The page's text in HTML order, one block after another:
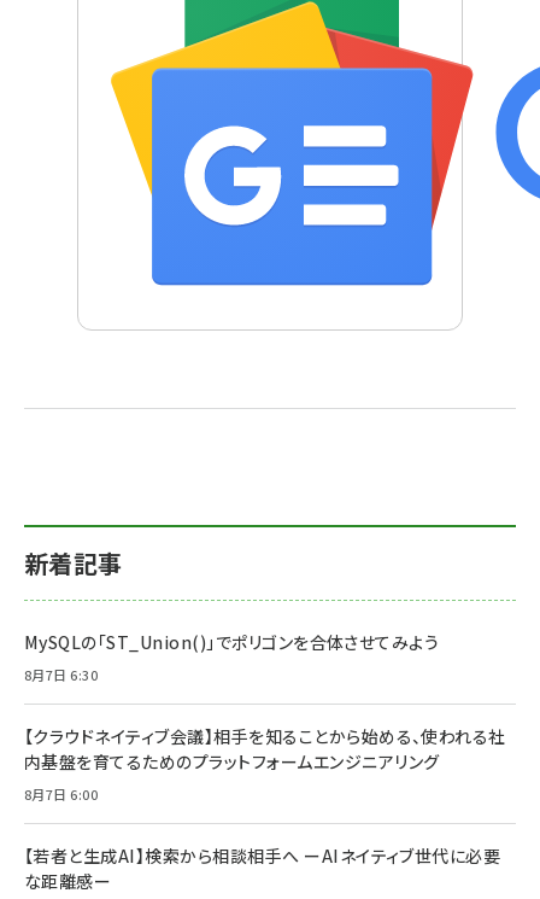
新着記事
MySQLの「ST_Union()」でポリゴンを合体させてみよう
8月7日 6:30
【クラウドネイティブ会議】相手を知ることから始める、使われる社
内基盤を育てるためのプラットフォームエンジニアリング
8月7日 6:00
【若者と生成AI】検索から相談相手へ ーAIネイティブ世代に必要
な距離感ー